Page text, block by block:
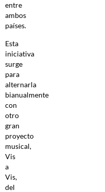
entre
ambos
países.
Esta
iniciativa
surge
para
alternarla
bianualmente
con
otro
gran
proyecto
musical,
Vis
a
Vis,
del